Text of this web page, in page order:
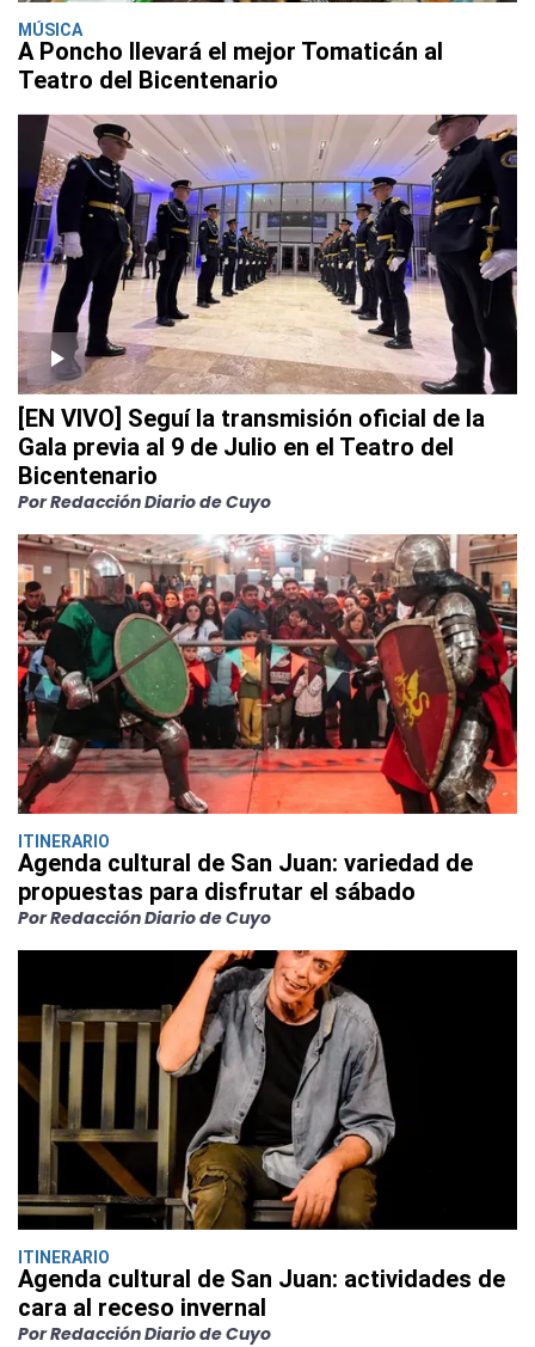
MÚSICA
A Poncho llevará el mejor Tomaticán al
Teatro del Bicentenario
[EN VIVO] Seguí la transmisión oficial de la
Gala previa al 9 de Julio en el Teatro del
Bicentenario
Por Redacción Diario de Cuyo
ITINERARIO
Agenda cultural de San Juan: variedad de
propuestas para disfrutar el sábado
Por Redacción Diario de Cuyo
ITINERARIO
Agenda cultural de San Juan: actividades de
cara al receso invernal
Por Redacción Diario de Cuyo